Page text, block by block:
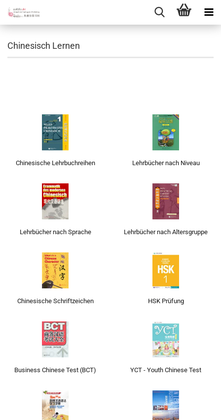
Chinesisch Lernen
Chinesische Lehrbuchreihen Lehrbücher nach Niveau
Lehrbücher nach Sprache Lehrbücher nach Altersgruppe
Chinesische Schriftzeichen HSK Prüfung
Business Chinese Test (BCT) YCT - Youth Chinese Test